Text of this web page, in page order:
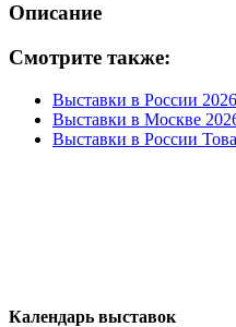
Описание
Смотрите также:
Выставки в России
Выставки в Москве
Выставки в России
Календарь выставок